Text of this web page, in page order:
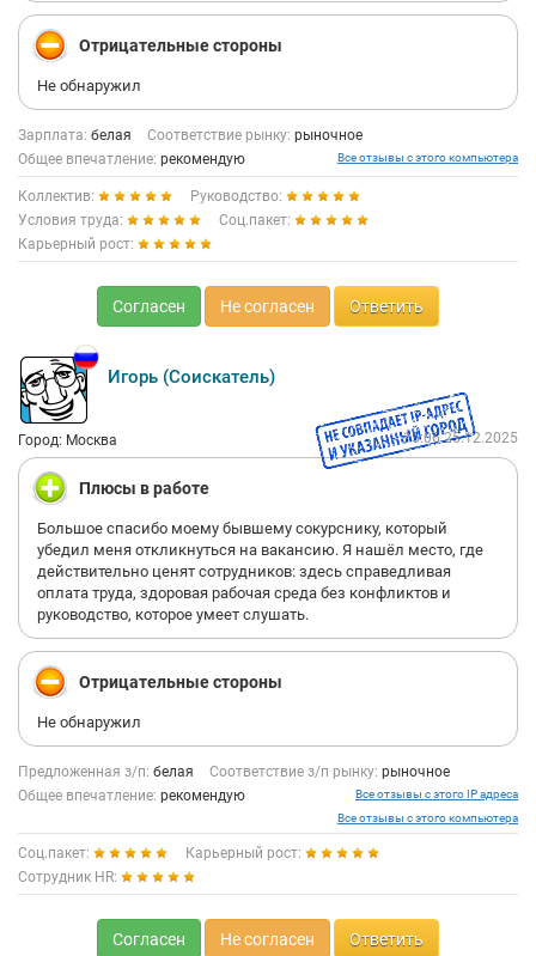
Отрицательные стороны
Не обнаружил
Зарплата: белая Соответствие рынку: рыночное
Общее впечатление: рекомендую Все отзывы с этого компьютера
Коллектив:
Руководство:
Условия труда:
Соц.пакет:
Карьерный рост:
Согласен Не согласен Ответить
Игорь (Соискатель)
Город: Москва 15:06 25.12.2025
Плюсы в работе
Большое спасибо моему бывшему сокурснику, который
убедил меня откликнуться на вакансию. Я нашёл место, где
действительно ценят сотрудников: здесь справедливая
оплата труда, здоровая рабочая среда без конфликтов и
руководство, которое умеет слушать.
Отрицательные стороны
Не обнаружил
Предложенная з/п: белая Соответствие з/п рынку: рыночное
Общее впечатление: рекомендую
Все отзывы с этого IP адреса
Все отзывы с этого компьютера
Соц.пакет:
Карьерный рост:
Сотрудник HR:
Согласен Не согласен Ответить